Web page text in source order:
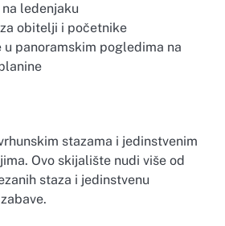
ledenjaku
obitelji i početnike
u panoramskim pogledima na
stazama i jedinstvenim
Ovo skijalište nudi više od
staza i jedinstvenu